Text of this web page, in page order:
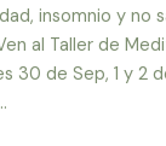
insomnio y no
al Taller de
30 de Sep, 1 y 2